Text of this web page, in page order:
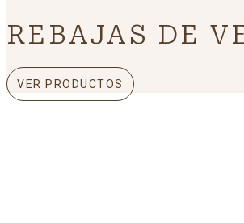
REBAJAS DE
VER PRODUCTOS